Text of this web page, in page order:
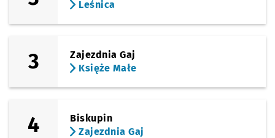
Leśnica
3
Zajezdnia Gaj
Księże Małe
4
Biskupin
Zajezdnia Gaj